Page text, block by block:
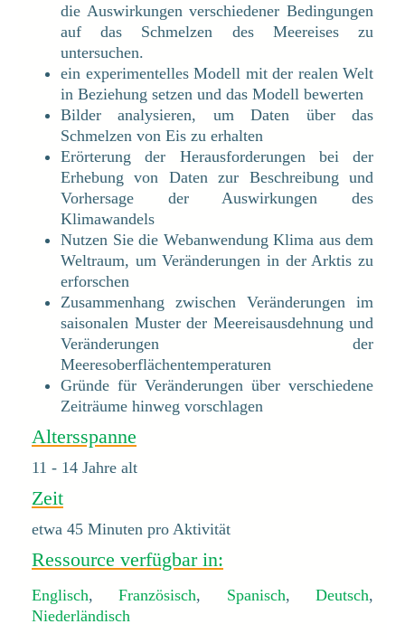
die Auswirkungen verschiedener Bedingungen
auf das Schmelzen des Meereises zu
untersuchen.
ein experimentelles Modell mit der realen Welt
in Beziehung setzen und das Modell bewerten
Bilder analysieren, um Daten über das
Schmelzen von Eis zu erhalten
Erörterung der Herausforderungen bei der
Erhebung von Daten zur Beschreibung und
Vorhersage der Auswirkungen des
Klimawandels
Nutzen Sie die Webanwendung Klima aus dem
Weltraum, um Veränderungen in der Arktis zu
erforschen
Zusammenhang zwischen Veränderungen im
saisonalen Muster der Meereisausdehnung und
Veränderungen der
Meeresoberflächentemperaturen
Gründe für Veränderungen über verschiedene
Zeiträume hinweg vorschlagen
Altersspanne
11 - 14 Jahre alt
Zeit
etwa 45 Minuten pro Aktivität
Ressource verfügbar in:
Englisch,Französisch, Spanisch,Deutsch,
Niederländisch